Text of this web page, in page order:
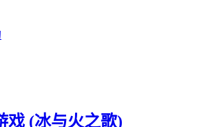
戏 (冰与火之歌)